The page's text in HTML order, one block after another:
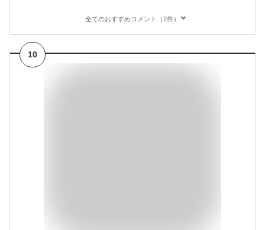
全てのおすすめコメント（2件）
10